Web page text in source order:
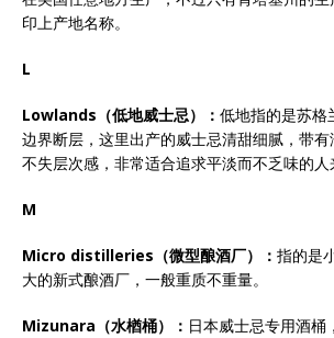
印上产地名称。
L
Lowlands （低地威士忌）： 低地指的是苏格
边界断层，这里出产的威士忌清甜细腻，带
不失层次感，非常适合追求平淡而不乏味的人
M
Micro distilleries （微型酿酒厂）： 指的是
大的新式酿酒厂，一般重质不重量。
Mizunara （水楢桶）： 日本威士忌专用酒桶